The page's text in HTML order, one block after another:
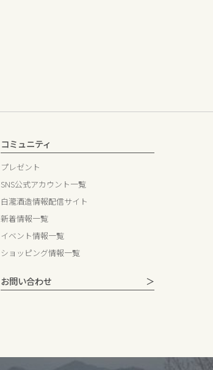
コミュニティ
プレゼント
SNS公式アカウント一覧
白瀧酒造情報配信サイト
新着情報一覧
イベント情報一覧
ショッピング情報一覧
お問い合わせ